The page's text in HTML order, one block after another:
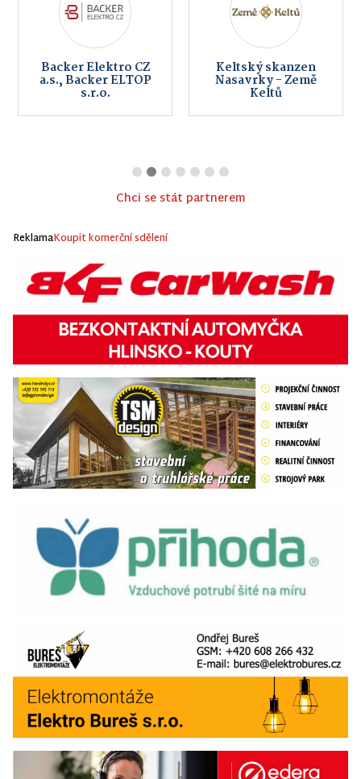
Backer Elektro CZ
a.s., Backer ELTOP
s.r.o.
Keltský skanzen
Nasavrky - Země
Keltů
Chci se stát partnerem
ReklamaKoupit komerční sdělení